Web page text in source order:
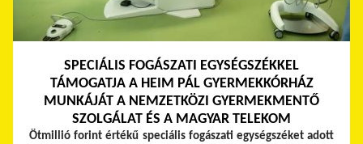
SPECIÁLIS FOGÁSZATI EGYSÉGSZÉKKEL
TÁMOGATJA A HEIM PÁL GYERMEKKÓRHÁZ
MUNKÁJÁT A NEMZETKÖZI GYERMEKMENTŐ
SZOLGÁLAT ÉS A MAGYAR TELEKOM
Ötmillió forint értékű speciális fogászati egységszéket adott